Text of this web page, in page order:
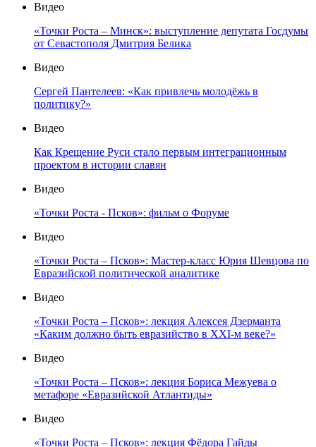
Видео
«Точки Роста – Минск»: выступление депутата Госдумы
от Севастополя Дмитрия Белика
Видео
Сергей Пантелеев: «Как привлечь молодёжь в
политику?»
Видео
Как Крещение Руси стало первым интеграционным
проектом в истории славян
Видео
«Точки Роста - Псков»: фильм о Форуме
Видео
«Точки Роста – Псков»: Мастер-класс Юрия Шевцова по
Евразийской политической аналитике
Видео
«Точки Роста – Псков»: лекция Алексея Дзерманта
«Каким должно быть евразийство в XXI-м веке?»
Видео
«Точки Роста – Псков»: лекция Бориса Межуева о
метафоре «Евразийской Атлантиды»
Видео
«Точки Роста – Псков»: лекция Фёдора Гайды